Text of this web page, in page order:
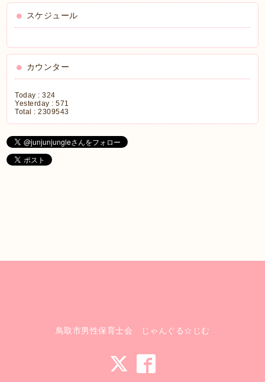
スケジュール
カウンター
Today :324
Yesterday :571
Total :2309543
鳥取市男性保育士会 じゃんぐる☆じむ